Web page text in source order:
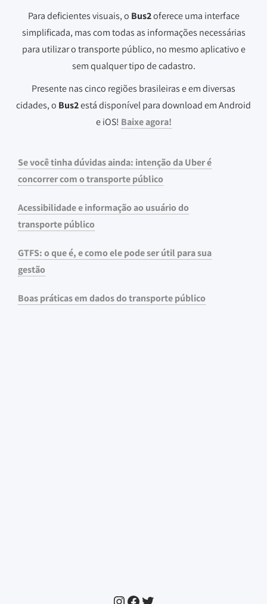
Para deficientes visuais, o Bus2oferece uma interface
simplificada, mas com todas as informações necessárias
para utilizar o transporte público, no mesmo aplicativo e
sem qualquer tipo de cadastro.
Presente nas cinco regiões brasileiras e em diversas
cidades, o Bus2está disponível para download em Android
e iOS! Baixe agora!
Se você tinha dúvidas ainda: intenção da Uber é
concorrer com o transporte público
Acessibilidade e informação ao usuário do
transporte público
GTFS: o que é, e como ele pode ser útil para sua
gestão
Boas práticas em dados do transporte público